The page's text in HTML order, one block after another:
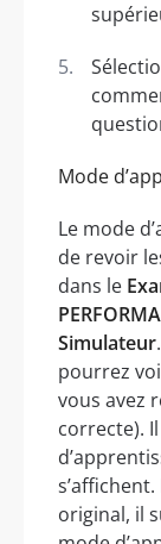
Mode
Le mode
de revoir
dans le
Simulateur
pourrez
vous avez
correcte).
original, il